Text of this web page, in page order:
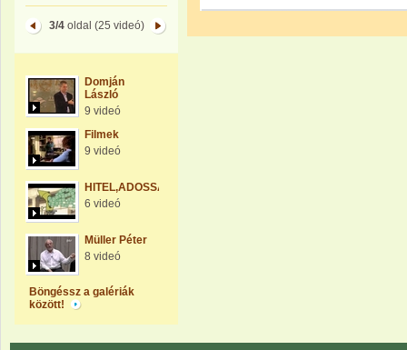
3/4oldal (25 videó)
Domján
László
9 videó
Filmek
9 videó
HITEL,ADOSSÁG
6 videó
Müller Péter
8 videó
Böngéssz a galériák
között!